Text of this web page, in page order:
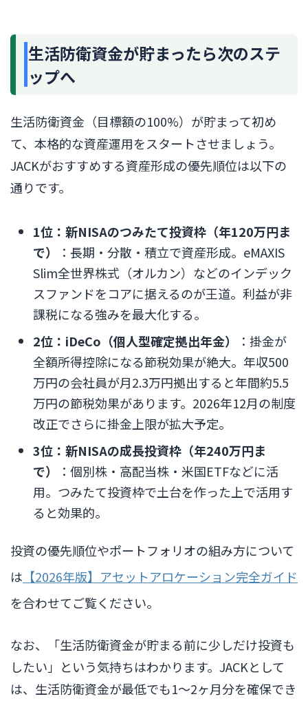
生活防衛資金が貯まったら次のステ
ップへ
生活防衛資金（目標額の100%）が貯まって初め
て、本格的な資産運用をスタートさせましょう。
JACKがおすすめする資産形成の優先順位は以下の
通りです。
1位：新NISAのつみたて投資枠（年120万円ま
で）
：長期・分散・積立で資産形成。eMAXIS
Slim全世界株式（オルカン）などのインデック
スファンドをコアに据えるのが王道。利益が非
課税になる強みを最大化する。
2位：iDeCo（個人型確定拠出年金）
：掛金が
全額所得控除になる節税効果が絶大。年収500
万円の会社員が月2.3万円拠出すると年間約5.5
万円の節税効果があります。2026年12月の制度
改正でさらに掛金上限が拡大予定。
3位：新NISAの成長投資枠（年240万円ま
で）
：個別株・高配当株・米国ETFなどに活
用。つみたて投資枠で土台を作った上で活用す
ると効果的。
投資の優先順位やポートフォリオの組み方について
は 【2026年版】アセットアロケーション完全ガイド
を合わせてご覧ください。
なお、「生活防衛資金が貯まる前に少しだけ投資も
したい」という気持ちはわかります。JACKとして
は、生活防衛資金が最低でも1〜2ヶ月分を確保でき